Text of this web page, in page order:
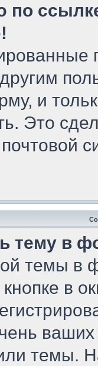
по
и
Это
тему в
темы в
кнопке в
ваших
темы.